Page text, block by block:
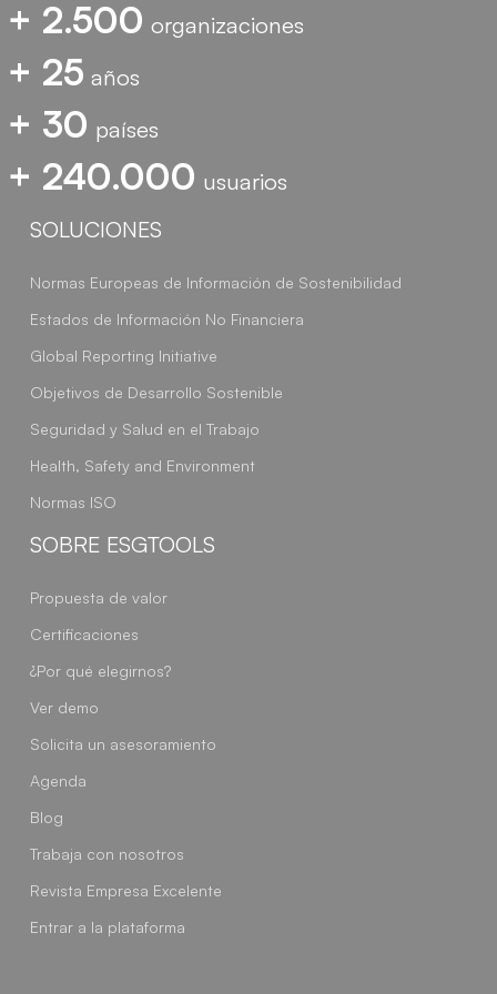
+ 2.500 organizaciones
+ 25 años
+ 30 países
+ 240.000 usuarios
SOLUCIONES
Normas Europeas de Información de Sostenibilidad
Estados de Información No Financiera
Global Reporting Initiative
Objetivos de Desarrollo Sostenible
Seguridad y Salud en el Trabajo
Health, Safety and Environment
Normas ISO
SOBRE ESGTOOLS
Propuesta de valor
Certificaciones
¿Por qué elegirnos?
Ver demo
Solicita un asesoramiento
Agenda
Blog
Trabaja con nosotros
Revista Empresa Excelente
Entrar a la plataforma